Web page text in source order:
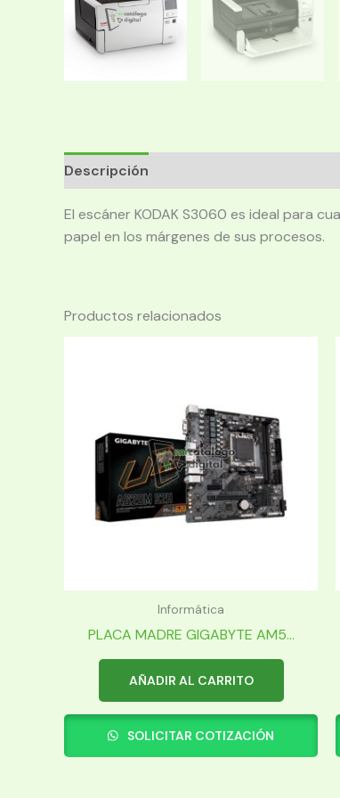
Descripción
El escáner KODAK S3060 es ideal para
papel en los márgenes de sus procesos.
Productos relacionados
Informática
PLACA MADRE GIGABYTE AM5...
AÑADIR AL CARRITO
SOLICITAR COTIZACIÓN